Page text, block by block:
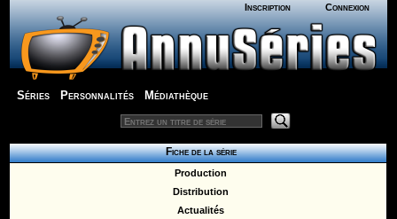
Inscription Connexion
Séries Personnalités Médiathèque
Fiche de la série
Production
Distribution
Actualités